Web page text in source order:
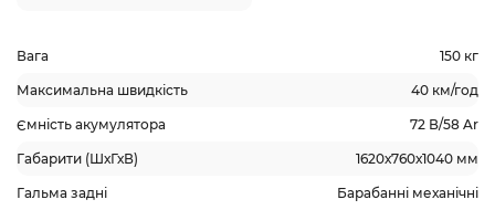
Вага 150 кг
Максимальна швидкість 40 км/год
Ємність акумулятора 72 В/58 Ar
Габарити (ШхГхВ) 1620х760х1040 мм
Гальма задні Барабанні механічні